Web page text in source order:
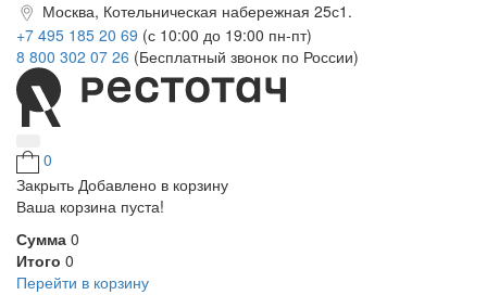
Москва, Котельническая набережная 25с1.
+7 495 185 20 69 (с 10:00 до 19:00 пн-пт)
8 800 302 07 26 (Бесплатный звонок по России)
0
Закрыть Добавлено в корзину
Ваша корзина пуста!
Сумма 0
Итого 0
Перейти в корзину